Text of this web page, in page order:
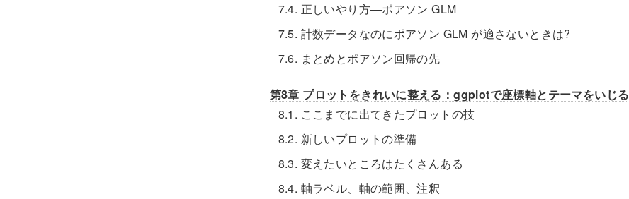
7.4. 正しいやり方―ポアソン GLM
7.5. 計数データなのにポアソン GLM が適さないときは?
7.6. まとめとポアソン回帰の先
第8章 プロットをきれいに整える：ggplotで座標軸とテーマをいじる
8.1. ここまでに出てきたプロットの技
8.2. 新しいプロットの準備
8.3. 変えたいところはたくさんある
8.4. 軸ラベル、軸の範囲、注釈